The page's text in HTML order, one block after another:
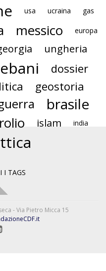
usa ucraina gas
messico europa
ungheria
dossier
geostoria
brasile
islam india
I TAGS
- Via Pietro Micca 15